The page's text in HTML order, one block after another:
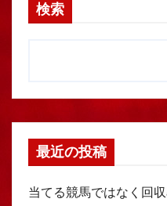
検索
最近の投稿
当てる競馬ではなく回